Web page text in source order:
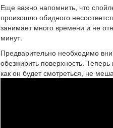
Еще важно напомнить, что
произошло обидного
занимает много времени и не
минут.
Предварительно необходимо
обезжирить поверхность.
как он будет смотреться, не